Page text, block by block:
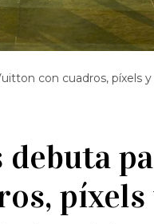
con cuadros, píxels
píxels